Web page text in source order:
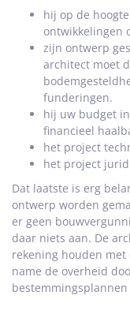
hij op de
ontwikkelingen
zijn ontwerp
architect moet
funderingen.
hij uw budget
financieel
het project
het project
Dat laatste is erg
ontwerp worden
er geen
daar niets aan. De
rekening houden
name de overheid